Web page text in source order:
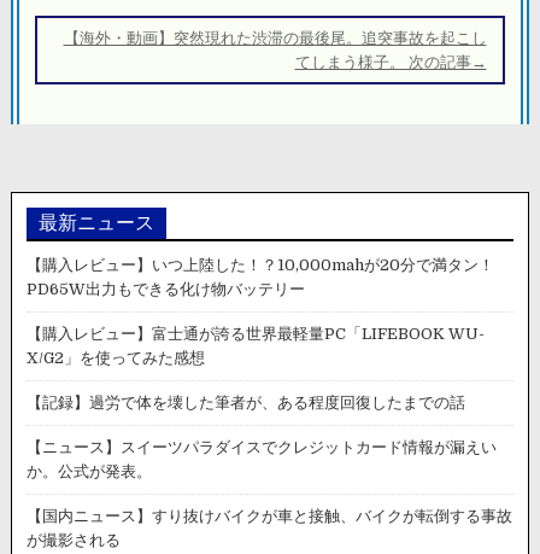
ー 【海外・動画】突然現れた渋滞の最後尾。追突事故を起こし
てしまう様子。 次の記事→
最新ニュース
【購入レビュー】いつ上陸した！？10,000mahが20分で満タン！
PD65W出力もできる化け物バッテリー
【購入レビュー】富士通が誇る世界最軽量PC「LIFEBOOK WU-
X/G2」を使ってみた感想
【記録】過労で体を壊した筆者が、ある程度回復したまでの話
【ニュース】スイーツパラダイスでクレジットカード情報が漏えい
か。公式が発表。
【国内ニュース】すり抜けバイクが車と接触、バイクが転倒する事故
が撮影される